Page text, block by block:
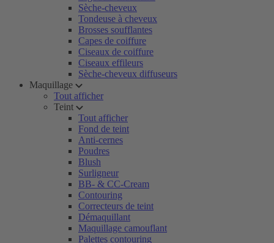
Sèche-cheveux
Tondeuse à cheveux
Brosses soufflantes
Capes de coiffure
Ciseaux de coiffure
Ciseaux effileurs
Sèche-cheveux diffuseurs
Maquillage
Tout afficher
Teint
Tout afficher
Fond de teint
Anti-cernes
Poudres
Blush
Surligneur
BB- & CC-Cream
Contouring
Correcteurs de teint
Démaquillant
Maquillage camouflant
Palettes contouring